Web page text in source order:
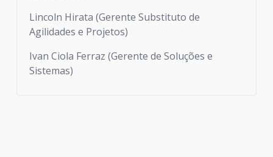
Lincoln Hirata (Gerente Substituto de
Agilidades e Projetos)
Ivan Ciola Ferraz (Gerente de Soluções e
Sistemas)